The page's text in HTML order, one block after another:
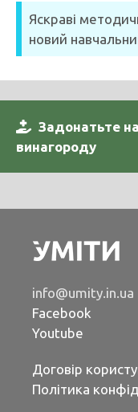
Яскраві
новий
Задонатьте
винагороду
info@umity.in.ua
Facebook
Youtube
Договір
Політика